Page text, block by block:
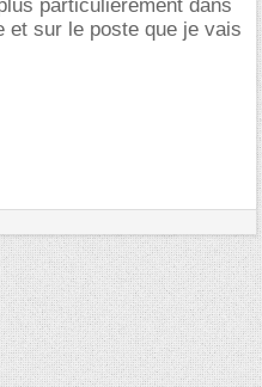
particulierement dans
et sur le poste que je vais